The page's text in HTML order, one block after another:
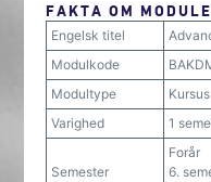
FAKTA OM
Engelsk titel
Modulkode
Modultype
Kursus
Varighed
1
Semester
Forår
6.